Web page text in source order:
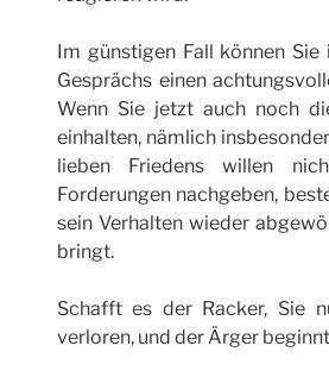
Im günstigen Fall können
Gesprächs einen
Wenn Sie jetzt auch noch
einhalten, nämlich
lieben Friedens willen
Forderungen nachgeben,
sein Verhalten wieder
bringt.
Schafft es der Racker, Sie
verloren, und der Ärger